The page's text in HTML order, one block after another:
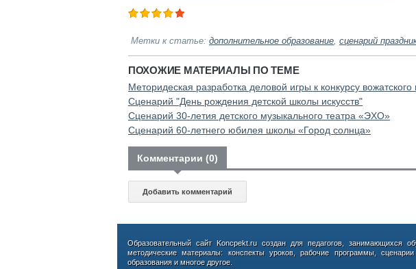
Метки к статье: дополнительное образование сценарий
ПОХОЖИЕ МАТЕРИАЛЫ ПО ТЕМЕ
Меторидеская разработка деловой игры к конкурсу
Сценарий "День рождения детской школы искусств"
Сценарий 30-летия детского музыкального театра «ЭХО»
Сценарий 60-летнего юбилея школы «Город солнца»
Комментарии (0)
Добавить комментарий
Образовательный сайт Koncpekt.ru создан для педагогов, занимающихся
методические материалы: конспекты уроков, рабочие программы,
образования и многое другое.